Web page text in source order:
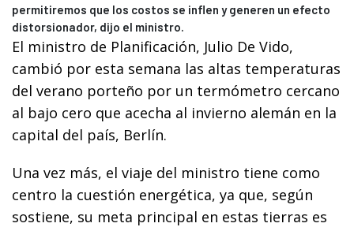
permitiremos que los costos se inflen y generen un efecto
distorsionador, dijo el ministro.
El ministro de Planificación, Julio De Vido,
cambió por esta semana las altas temperaturas
del verano porteño por un termómetro cercano
al bajo cero que acecha al invierno alemán en la
capital del país, Berlín.
Una vez más, el viaje del ministro tiene como
centro la cuestión energética, ya que, según
sostiene, su meta principal en estas tierras es